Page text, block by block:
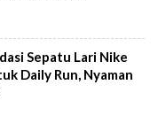
Sepatu Lari Nike
Daily Run, Nyaman